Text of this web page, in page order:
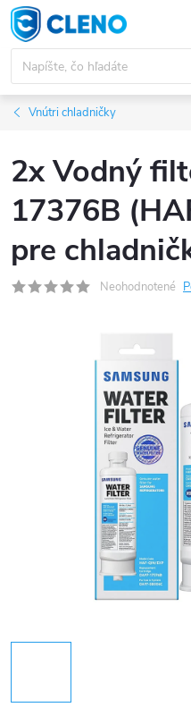
Prejsť
na
obsah
Vnútri chladničky
2x Vodný
17376B
pre
Neohodnotené